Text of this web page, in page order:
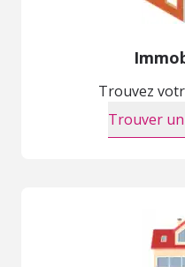
Trouvez
Trouver